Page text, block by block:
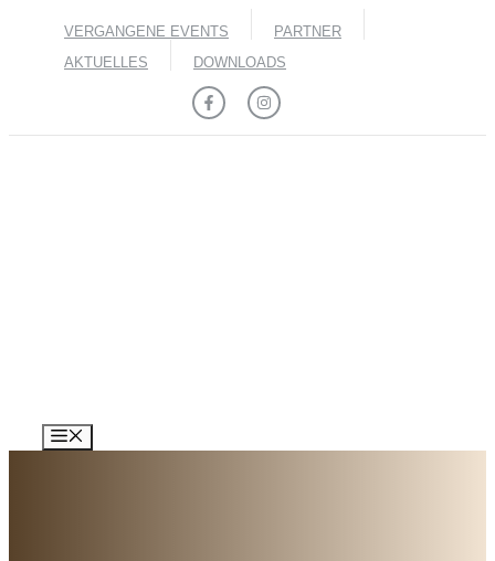
springen
VERGANGENE EVENTS
PARTNER
AKTUELLES
DOWNLOADS